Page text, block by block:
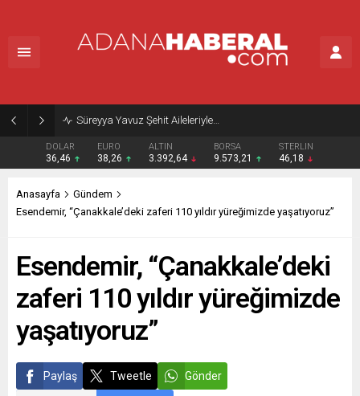
Süreyya Yavuz Şehit Aileleriyle…
DOLAR
36,46
EURO
38,26
ALTIN
3.392,64
BORSA
9.573,21
STERLIN
46,18
Anasayfa
Gündem
Esendemir, “Çanakkale’deki zaferi 110 yıldır yüreğimizde yaşatıyoruz”
Esendemir, “Çanakkale’deki
zaferi 110 yıldır yüreğimizde
yaşatıyoruz”
Paylaş Tweetle Gönder